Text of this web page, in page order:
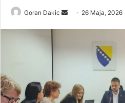
Goran Dakic
m
26 Maja, 2026